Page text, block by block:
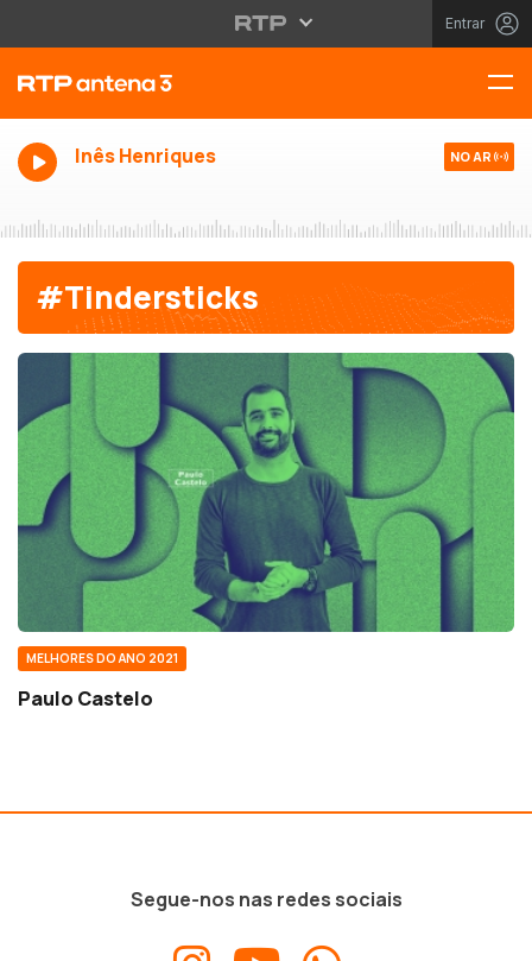
Entrar
Inês Henriques NO AR
#Tindersticks
MELHORES DO ANO 2021
Paulo Castelo
Segue-nos nas redes sociais